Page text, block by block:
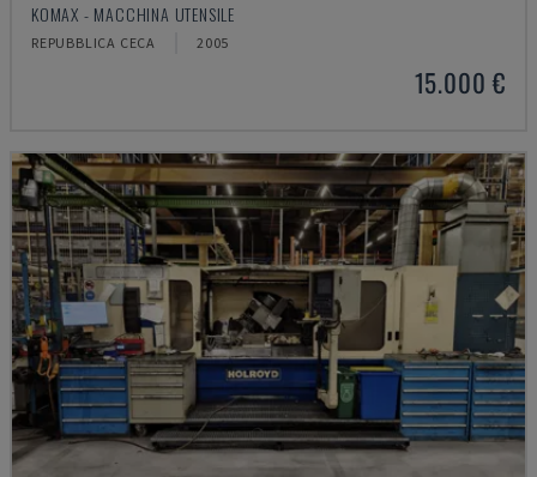
KOMAX - MACCHINA UTENSILE
REPUBBLICA CECA 2005
15.000 €